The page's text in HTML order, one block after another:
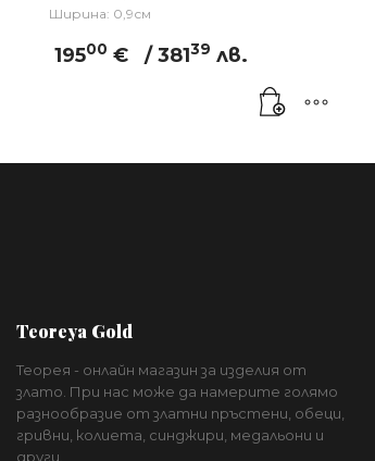
Ширина: 0,9см
19500 € / 38139 лв.
Teoreya Gold
Теорея - онлайн магазин за изделия от
злато. При нас може да намерите голямо
разнообразие от златни пръстени, обеци,
гривни, колиета, синджири, медальони и
други.